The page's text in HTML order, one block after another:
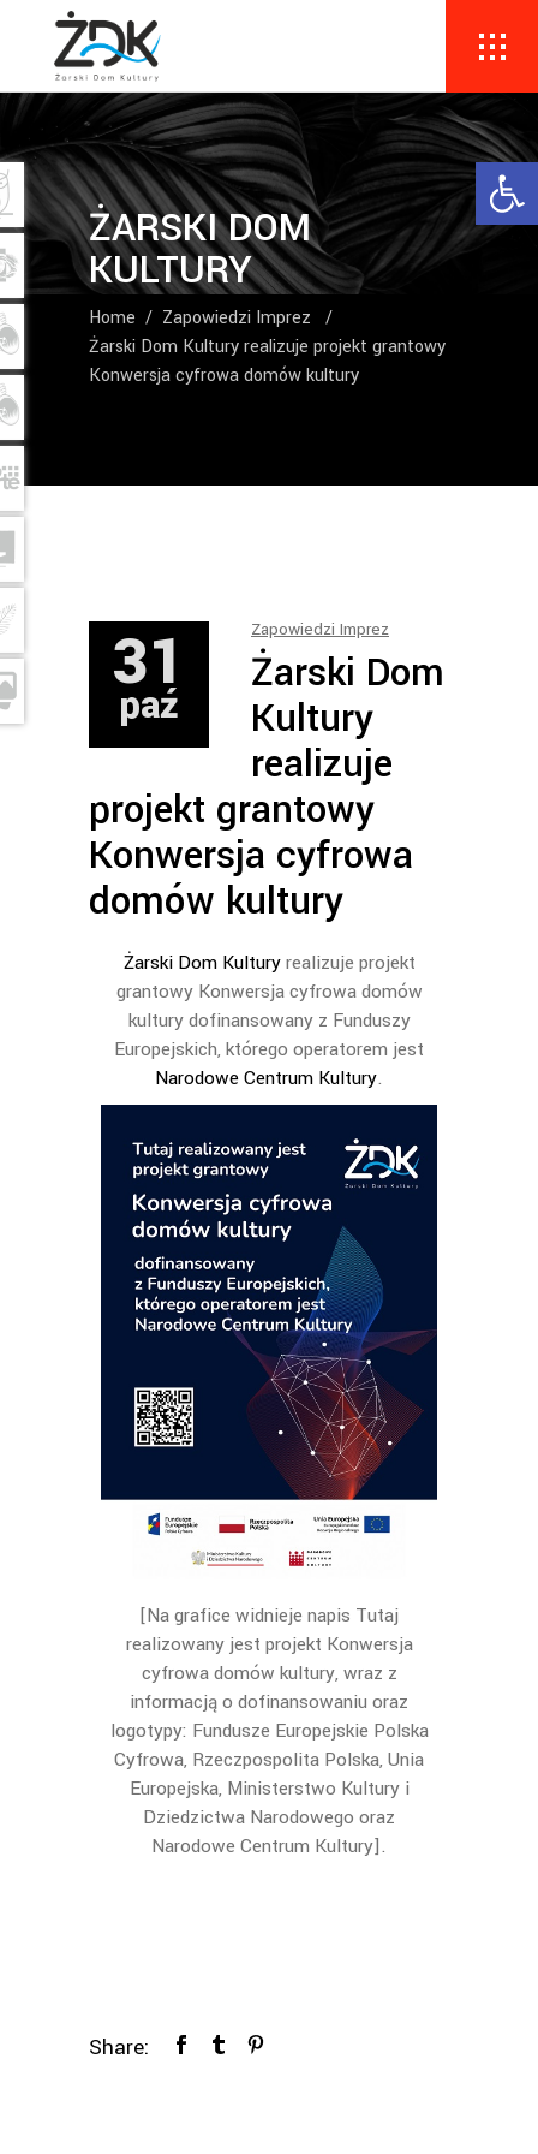
ŻARSKI DOM
KULTURY
Home / Zapowiedzi Imprez
/
Żarski Dom Kultury realizuje projekt grantowy
Konwersja cyfrowa domów kultury
31
paź
Zapowiedzi Imprez
Żarski Dom
Kultury
realizuje
projekt grantowy
Konwersja cyfrowa
domów kultury
Żarski Dom Kulturyrealizuje projekt
grantowy Konwersja cyfrowa domów
kultury dofinansowany z Funduszy
Europejskich, którego operatorem jest
Narodowe Centrum Kultury.
[Na grafice widnieje napis Tutaj
realizowany jest projekt Konwersja
cyfrowa domów kultury, wraz z
informacją o dofinansowaniu oraz
logotypy: Fundusze Europejskie Polska
Cyfrowa, Rzeczpospolita Polska, Unia
Europejska, Ministerstwo Kultury i
Dziedzictwa Narodowego oraz
Narodowe Centrum Kultury].
Share: